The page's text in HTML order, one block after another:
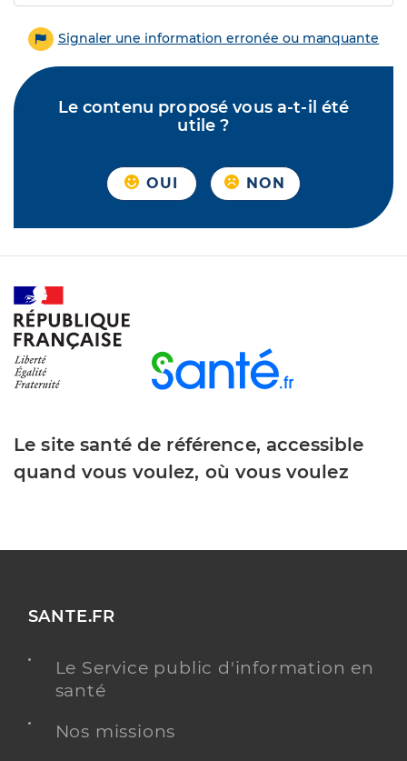
Signaler une information erronée ou manquante
Le contenu proposé vous a-t-il été
utile ?
OUI NON
Le site santé de référence, accessible
quand vous voulez, où vous voulez
SANTE.FR
Le Service public d'information en
santé
Nos missions